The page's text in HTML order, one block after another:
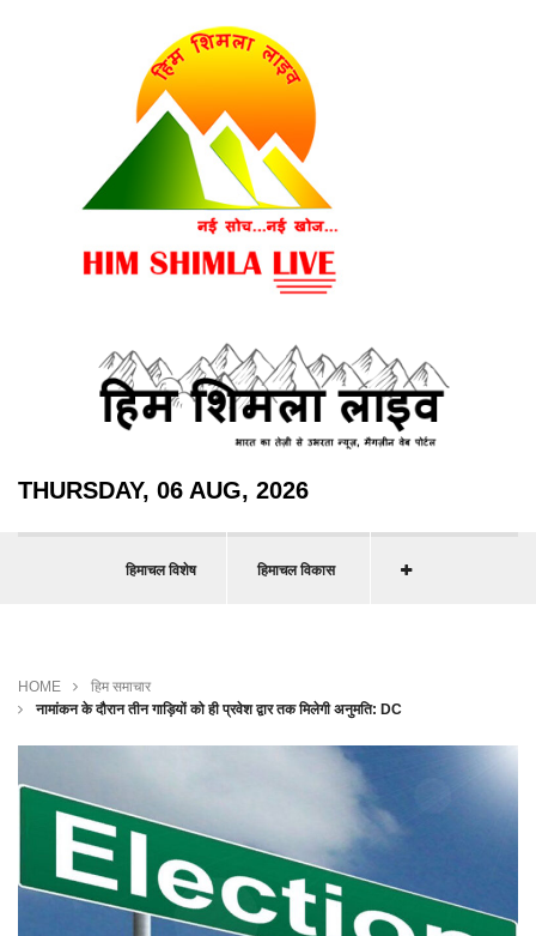
THURSDAY, 06 AUG, 2026
हिमाचल विशेष हिमाचल विकास
HOME
हिम समाचार
नामांकन के दौरान तीन गाड़ियों को ही प्रवेश द्वार तक मिलेगी अनुमति: DC